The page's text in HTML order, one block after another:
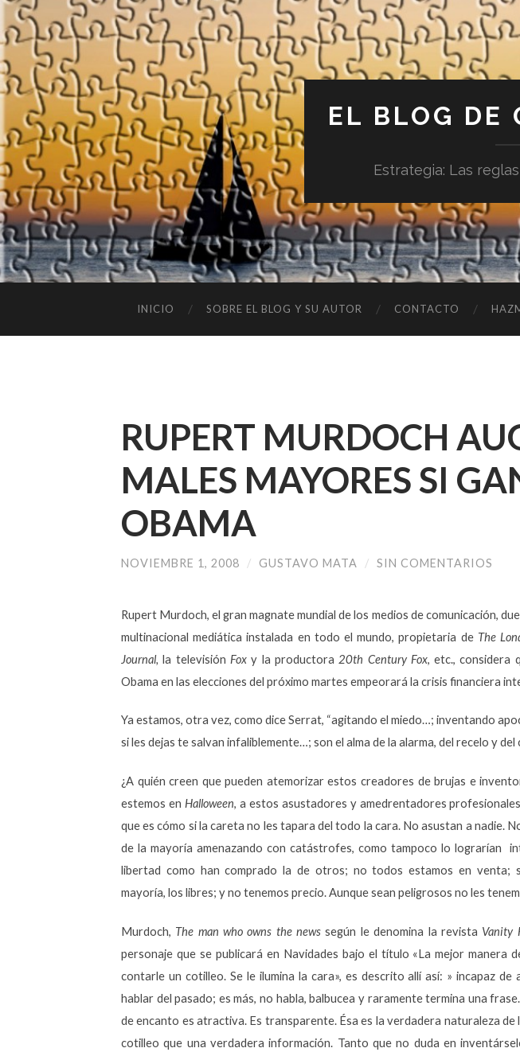
EL BLOG DE
Estrategia: Las
INICIO SOBRE EL BLOG Y SU AUTOR CONTACTO
RUPERT MURDOCH
MALES MAYORES SI
OBAMA
NOVIEMBRE 1, 2008 / GUSTAVO MATA / SIN COMENTARIOS
Rupert Murdoch, el gran magnate mundial de los medios de comunicación,
multinacional mediática instalada en todo el mundo,propietaria de The
Journal, la televisión Foxy la productora 20th Century Fox, etc., considera
Obama en las elecciones del próximo martes empeorará la crisis financiera
Ya estamos, otra vez, como dice Serrat, “agitando el miedo…; inventando
si les dejas te salvan infaliblemente…; son el alma de la alarma, del recelo y del
¿A quién creen que pueden atemorizar estos creadores de brujas e
estemos en Halloween, a estos asustadores y amedrentadores
que es cómo si la careta no les tapara del todo la cara. No asustan a nadie.
de la mayoría amenazando con catástrofes, como tampoco lo lograrían
libertad como han comprado la de otros; no todos estamos en venta;
mayoría, los libres; y no tenemos precio.Aunque sean peligrosos no les
Murdoch, The man who owns the newssegún le denomina la revista Vanity
personaje que se publicará en Navidades bajo el título «La mejor manera
contarle un cotilleo. Se le ilumina la cara», es descrito allí así: » incapaz de
hablar del pasado; es más, no habla, balbucea y raramente termina una
de encanto es atractiva. Es transparente. Ésa es la verdadera naturaleza de
cotilleo que una verdadera información. Tanto que no duda en